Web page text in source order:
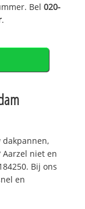
Bel020-
.
dakpannen,
niet en
Bij ons
en